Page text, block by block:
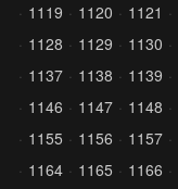
1119
1120 1121
1128
1129 1130
1137
1138 1139
1146
1147 1148
1155
1156 1157
1164
1165 1166